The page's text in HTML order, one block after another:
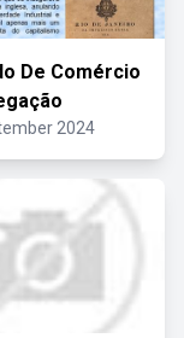
De Comércio
2024